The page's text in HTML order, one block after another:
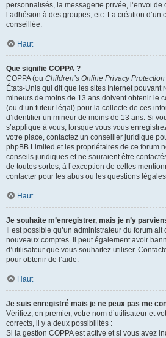
personnalisés, la messagerie privée, l’envoi
l’adhésion à des groupes, etc. La création
conseillée.
Haut
Que signifie COPPA ?
COPPA (ou Children’s Online Privacy Protection
États-Unis qui dit que les sites Internet pouvant
mineurs de moins de 13 ans doivent obtenir le
(ou d’un tuteur légal) pour la collecte de ces
d’identifier un mineur de moins de 13 ans. Si
s’applique à vous, lorsque vous vous
votre place, contactez un conseiller juridique
phpBB Limited et les propriétaires de ce forum
conseils juridiques et ne sauraient être
de toutes sortes, à l’exception de celles
contacter pour les abus ou les questions
Haut
Je souhaite m’enregistrer, mais je n’y
Il est possible qu’un administrateur du forum
nouveaux comptes. Il peut également avoir
d’utilisateur que vous souhaitez utiliser.
pour obtenir de l’aide.
Haut
Je suis enregistré mais je ne peux pas me
Vérifiez, en premier, votre nom d’utilisateur et
corrects, il y a deux possibilités :
Si la gestion COPPA est active et si vous avez